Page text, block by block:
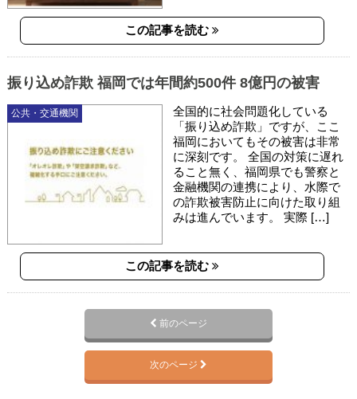
この記事を読む
公共・交通機関
振り込め詐欺 福岡では年間約500件 8億円の被害
全国的に社会問題化している
「振り込め詐欺」ですが、ここ
福岡においてもその被害は非常
に深刻です。 全国の対策に遅れ
ること無く、福岡県でも警察と
金融機関の連携により、水際で
の詐欺被害防止に向けた取り組
みは進んでいます。 実際 […]
この記事を読む
前のページ
次のページ